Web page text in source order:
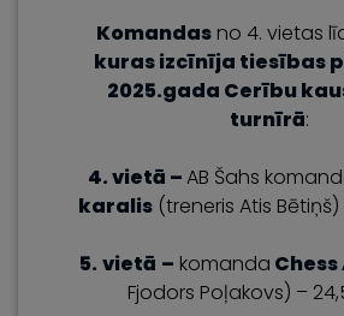
Komandas no 4. vietas
kuras izcīnīja tiesības
2025.gada Cerību
turnīrā:
4. vietā –AB Šahs
karalis (treneris Atis
5. vietā – komanda Chess
Fjodors Poļakovs) –